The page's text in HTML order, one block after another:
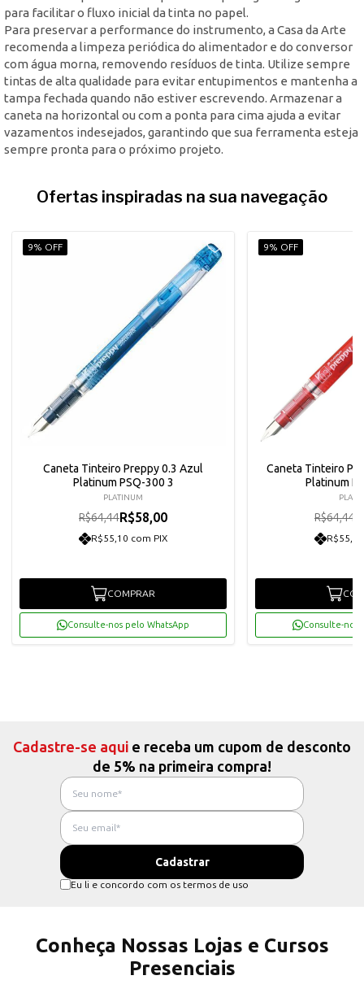
para facilitar o fluxo inicial da tinta no papel.
Para preservar a performance do instrumento, a Casa da Arte
recomenda a limpeza periódica do alimentador e do conversor
com água morna, removendo resíduos de tinta. Utilize sempre
tintas de alta qualidade para evitar entupimentos e mantenha a
tampa fechada quando não estiver escrevendo. Armazenar a
caneta na horizontal ou com a ponta para cima ajuda a evitar
vazamentos indesejados, garantindo que sua ferramenta esteja
sempre pronta para o próximo projeto.
Ofertas inspiradas na sua navegação
9% OFF
Caneta Tinteiro Preppy 0.3 Azul
Platinum PSQ-300 3
PLATINUM
R$64,44R$58,00
R$55,10 com PIX
COMPRAR
Consulte-nos pelo WhatsApp
9% OFF
Caneta Tinteiro
Platinum
R$64,44
Consulte-nos
Cadastre-se aqui e receba um cupom de desconto
de 5% na primeira compra!
Eu li e concordo com os termos de uso
Conheça Nossas Lojas e Cursos
Presenciais